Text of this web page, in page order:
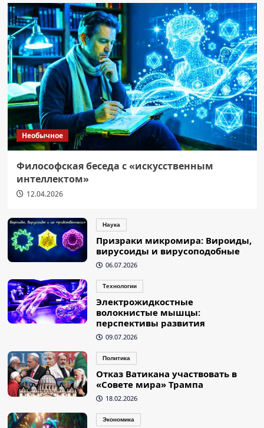
Необычное
Философская беседа с «искусственным
интеллектом»
12.04.2026
Наука
Призраки микромира: Вироиды,
вирусоиды и вирусоподобные
06.07.2026
Технологии
Электрожидкостные
волокнистые мышцы:
перспективы развития
09.07.2026
Политика
Отказ Ватикана участвовать в
«Совете мира» Трампа
18.02.2026
Экономика